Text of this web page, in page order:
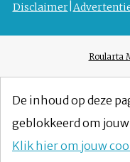
Disclaimer
Roularta
De inhoud op deze
geblokkeerd om
Klik hier om jouw